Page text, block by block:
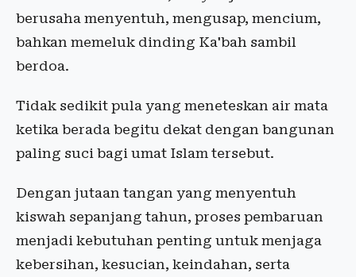
berusaha menyentuh, mengusap, mencium,
bahkan memeluk dinding Ka'bah sambil
berdoa.
Tidak sedikit pula yang meneteskan air mata
ketika berada begitu dekat dengan bangunan
paling suci bagi umat Islam tersebut.
Dengan jutaan tangan yang menyentuh
kiswah sepanjang tahun, proses pembaruan
menjadi kebutuhan penting untuk menjaga
kebersihan, kesucian, keindahan, serta